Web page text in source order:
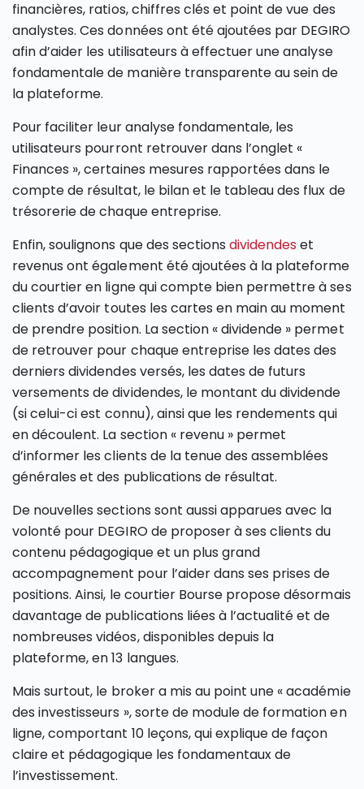
financières, ratios, chiffres clés et point de vue des
analystes. Ces données ont été ajoutées par DEGIRO
afin d’aider les utilisateurs à effectuer une analyse
fondamentale de manière transparente au sein de
la plateforme.
Pour faciliter leur analyse fondamentale, les
utilisateurs pourront retrouver dans l’onglet «
Finances », certaines mesures rapportées dans le
compte de résultat, le bilan et le tableau des flux de
trésorerie de chaque entreprise.
Enfin, soulignons que des sectionsdividendes et
revenus ont également été ajoutées à la plateforme
du courtier en ligne qui compte bien permettre à ses
clients d’avoir toutes les cartes en main au moment
de prendre position. La section « dividende » permet
de retrouver pour chaque entreprise les dates des
derniers dividendes versés, les dates de futurs
versements de dividendes, le montant du dividende
(si celui-ci est connu), ainsi que les rendements qui
en découlent. La section « revenu » permet
d’informer les clients de la tenue des assemblées
générales et des publications de résultat.
De nouvelles sections sont aussi apparues avec la
volonté pour DEGIRO de proposer à ses clients du
contenu pédagogique et un plus grand
accompagnement pour l’aider dans ses prises de
positions. Ainsi, le courtier Bourse propose désormais
davantage de publications liées à l’actualité et de
nombreuses vidéos, disponibles depuis la
plateforme, en 13 langues.
Mais surtout, le broker a mis au point une « académie
des investisseurs », sorte de module de formation en
ligne, comportant 10 leçons, qui explique de façon
claire et pédagogique les fondamentaux de
l’investissement.